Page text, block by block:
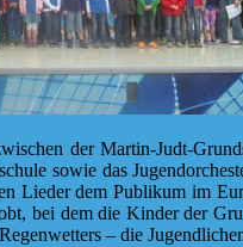
der Martin-Judt-
sowie das
Lieder dem Publikum im
bei dem die Kinder der
– die